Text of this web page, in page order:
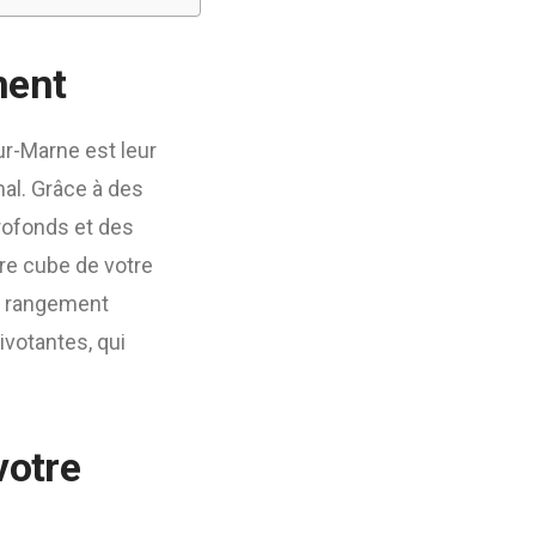
Marne est leur
Grâce à des
et des
cube de votre
qui